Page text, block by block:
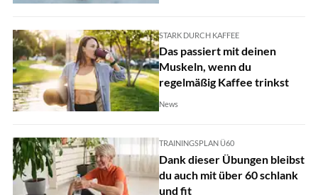
STARK DURCH KAFFEE
Das passiert mit deinen
Muskeln, wenn du
regelmäßig Kaffee trinkst
News
TRAININGSPLAN Ü60
Dank dieser Übungen bleibst
du auch mit über 60 schlank
und fit